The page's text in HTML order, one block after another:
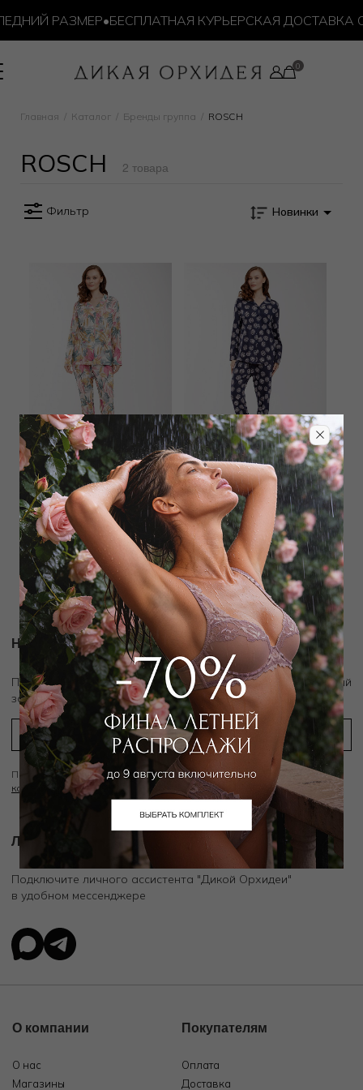
РАЗМЕР•БЕСПЛАТНАЯ КУРЬЕРСКАЯ ДОСТАВКА
Главная Каталог Бренды группа ROSCH
ROSCH 2 товара
Фильтр Новинки
ROSCH
Пижама рубашка / брюки
13 050₽ 29 000
ROSCH
Пижама рубашка / брюки
14 400₽ 32 000 ₽
Новости и акции
Подпишитесь на рассылку и получитескидку 10% на первый
заказ
Подписываясь на рассылку вы соглашаетесь с условиями
Политики
конфиденциальности
Личный ассистент.
Подключите личного ассистента "Дикой Орхидеи"
в удобном мессенджере
О компании
О нас
Магазины
Покупателям
Оплата
Доставка